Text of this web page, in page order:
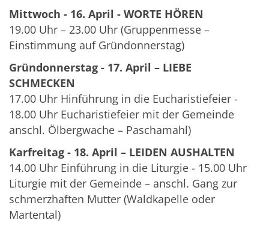
Mittwoch - 16. April - WORTE HÖREN
19.00 Uhr – 23.00 Uhr (Gruppenmesse –
Einstimmung auf Gründonnerstag)
Gründonnerstag - 17. April – LIEBE
SCHMECKEN
17.00 Uhr Hinführung in die Eucharistiefeier -
18.00 Uhr Eucharistiefeier mit der Gemeinde
anschl. Ölbergwache – Paschamahl)
Karfreitag - 18. April – LEIDEN AUSHALTEN
14.00 Uhr Einführung in die Liturgie - 15.00 Uhr
Liturgie mit der Gemeinde – anschl. Gang zur
schmerzhaften Mutter (Waldkapelle oder
Martental)